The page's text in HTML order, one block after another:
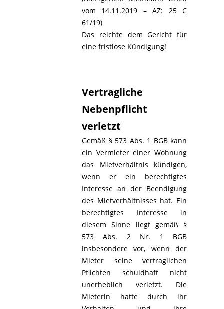
vom 14.11.2019 – AZ: 25 C
61/19)
Das reichte dem Gericht für
eine fristlose Kündigung!
Vertragliche
Nebenpflicht
verletzt
Gemäß § 573 Abs. 1 BGB kann
ein Vermieter einer Wohnung
das Mietverhältnis kündigen,
wenn er ein berechtigtes
Interesse an der Beendigung
des Mietverhältnisses hat. Ein
berechtigtes Interesse in
diesem Sinne liegt gemäß §
573 Abs. 2 Nr. 1 BGB
insbesondere vor, wenn der
Mieter seine vertraglichen
Pflichten schuldhaft nicht
unerheblich verletzt. Die
Mieterin hatte durch ihr